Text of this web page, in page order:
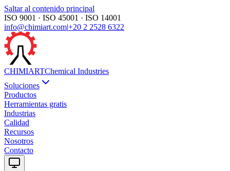
Saltar al contenido principal
ISO 9001 · ISO 45001 · ISO 14001
info@chimiart.com|+20 2 2528 6322
CHIMIARTChemical Industries
Soluciones
Productos
Herramientas gratis
Industrias
Calidad
Recursos
Nosotros
Contacto